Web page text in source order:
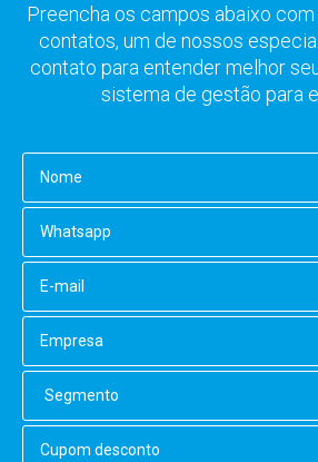
Preencha os campos abaixo
contatos, um de nossos
contato para entender melhor
sistema de gestão para